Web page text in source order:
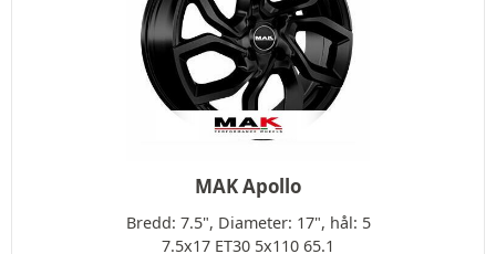
MAK Apollo
Bredd: 7.5", Diameter: 17", hål: 5
7.5x17 ET30 5x110 65.1